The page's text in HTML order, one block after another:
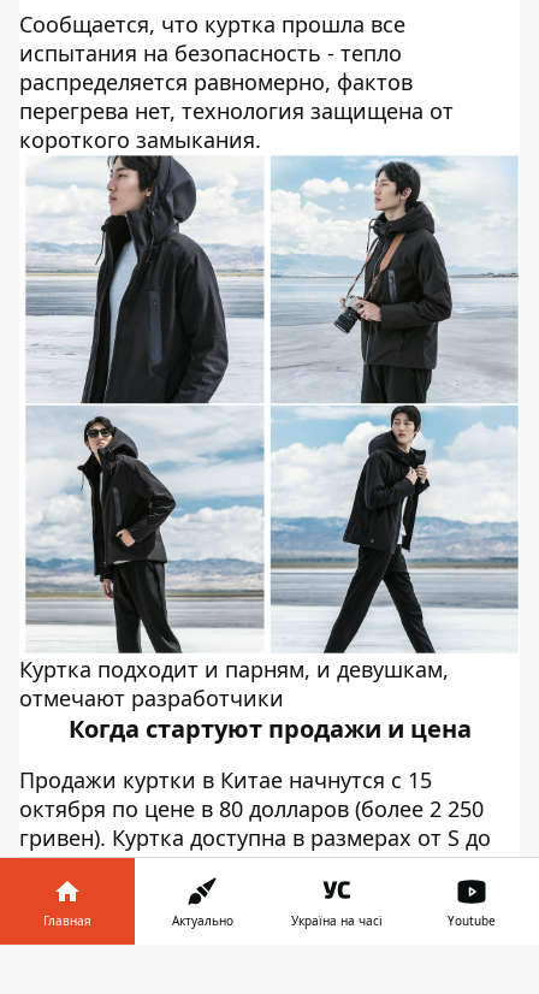
Сообщается, что куртка прошла все
испытания на безопасность - тепло
распределяется равномерно, фактов
перегрева нет, технология защищена от
короткого замыкания.
Куртка подходит и парням, и девушкам,
отмечают разработчики
Когда стартуют продажи и цена
Продажи куртки в Китае начнутся с 15
октября по цене в 80 долларов (более 2 250
гривен). Куртка доступна в размерах от S до
XXL. Тем временем, умный дом перепутал
хозяина с Бэтменом и не пустил его домой.
Главная Актуально Україна на часі Youtube